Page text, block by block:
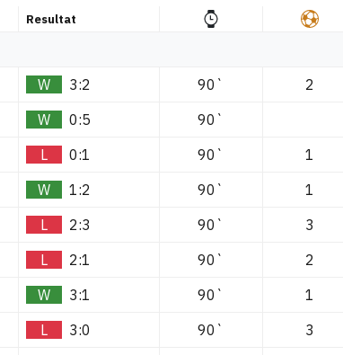
Resultat
W 3:2 90`
2
W 0:5
90`
L 0:1 90`
1
W 1:2 90`
1
L 2:3 90`
3
L 2:1 90`
2
W 3:1 90`
1
L 3:0 90`
3